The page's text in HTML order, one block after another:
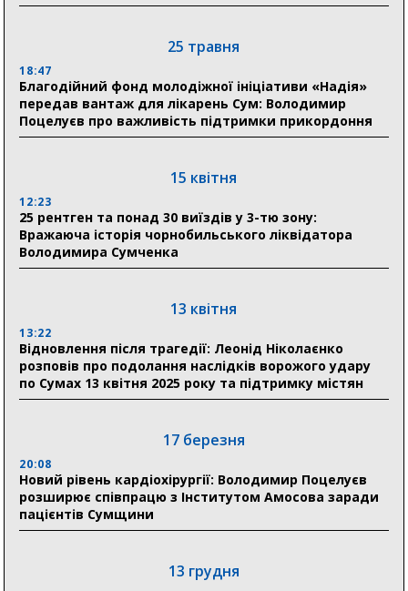
03 серпня
Романько розширює програму відпочинку дітей із
прифронтової Сумщини: перша група оздоровилася
в Австрії
відновлення житла майже на 6,6 млн грн
31 липня
17:52
«Укрексімбанк» припиняє виплату пенсій: у
Пенсійному фонді Сумщини пояснили, що робити
людям
Артем Кобзар вручив родинам 20 полеглих Героїв
відзнаки «Почесного громадянина міста Суми»
30 липня
19:38
здобула головну відзнаку в медичній сфері України
25 травня
18:47
Благодійний фонд молодіжної ініціативи «Надія»
передав вантаж для лікарень Сум: Володимир
Поцелуєв про важливість підтримки прикордоння
15 квітня
12:23
25 рентген та понад 30 виїздів у 3-тю зону:
Вражаюча історія чорнобильського ліквідатора
Володимира Сумченка
13 квітня
13:22
Відновлення після трагедії: Леонід Ніколаєнко
розповів про подолання наслідків ворожого удару
по Сумах 13 квітня 2025 року та підтримку містян
17 березня
20:08
Новий рівень кардіохірургії: Володимир Поцелуєв
розширює співпрацю з Інститутом Амосова заради
пацієнтів Сумщини
13 грудня